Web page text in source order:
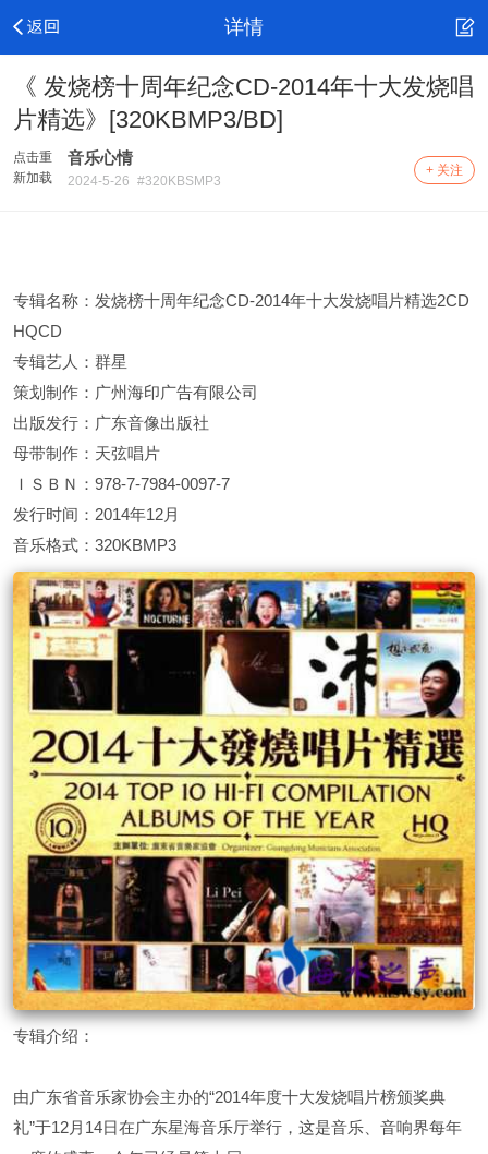
详情
《 发烧榜十周年纪念CD-2014年十大发烧唱
片精选》[320KBMP3/BD]
点击重
新加载
音乐心情
2024-5-26 #320KBSMP3
+ 关注
专辑名称：发烧榜十周年纪念CD-2014年十大发烧唱片精选2CD
HQCD
专辑艺人：群星
策划制作：广州海印广告有限公司
出版发行：广东音像出版社
母带制作：天弦唱片
ＩＳＢＮ：978-7-7984-0097-7
发行时间：2014年12月
音乐格式：320KBMP3
专辑介绍：
由广东省音乐家协会主办的“2014年度十大发烧唱片榜颁奖典
礼”于12月14日在广东星海音乐厅举行，这是音乐、音响界每年